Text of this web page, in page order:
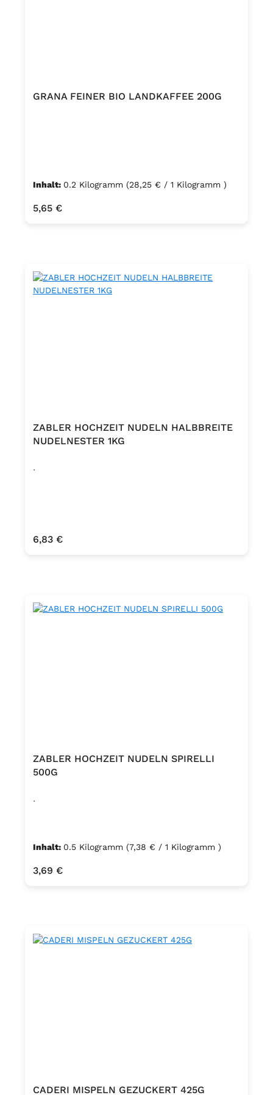
GRANA FEINER BIO LANDKAFFEE 200G
Inhalt: 0.2 Kilogramm (28,25 € / 1 Kilogramm )
Regulärer Preis:
5,65 €
ZABLER HOCHZEIT NUDELN HALBBREITE
NUDELNESTER 1KG
.
Regulärer Preis:
6,83 €
ZABLER HOCHZEIT NUDELN SPIRELLI
500G
.
Inhalt: 0.5 Kilogramm (7,38 € / 1 Kilogramm )
Regulärer Preis:
3,69 €
CADERI MISPELN GEZUCKERT 425G